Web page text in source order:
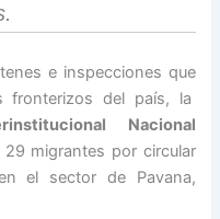
e inspecciones que
fronterizos del país, la
Nacional
migrantes por circular
el sector de Pavana,